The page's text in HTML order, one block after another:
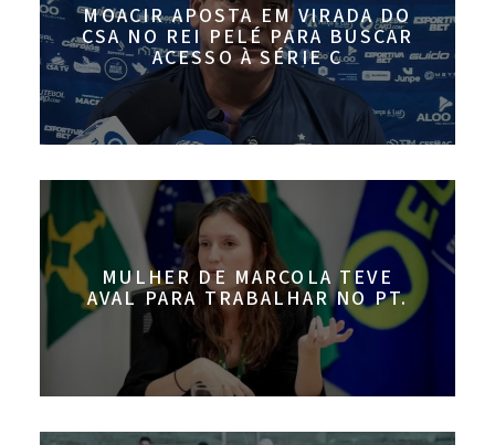
MOACIR APOSTA EM VIRADA DO
CSA NO REI PELÉ PARA BUSCAR
ACESSO À SÉRIE C
MULHER DE MARCOLA TEVE
AVAL PARA TRABALHAR NO PT.